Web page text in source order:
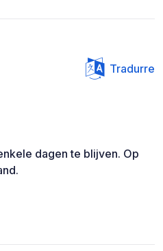
Tradurre
dagen te blijven. Op